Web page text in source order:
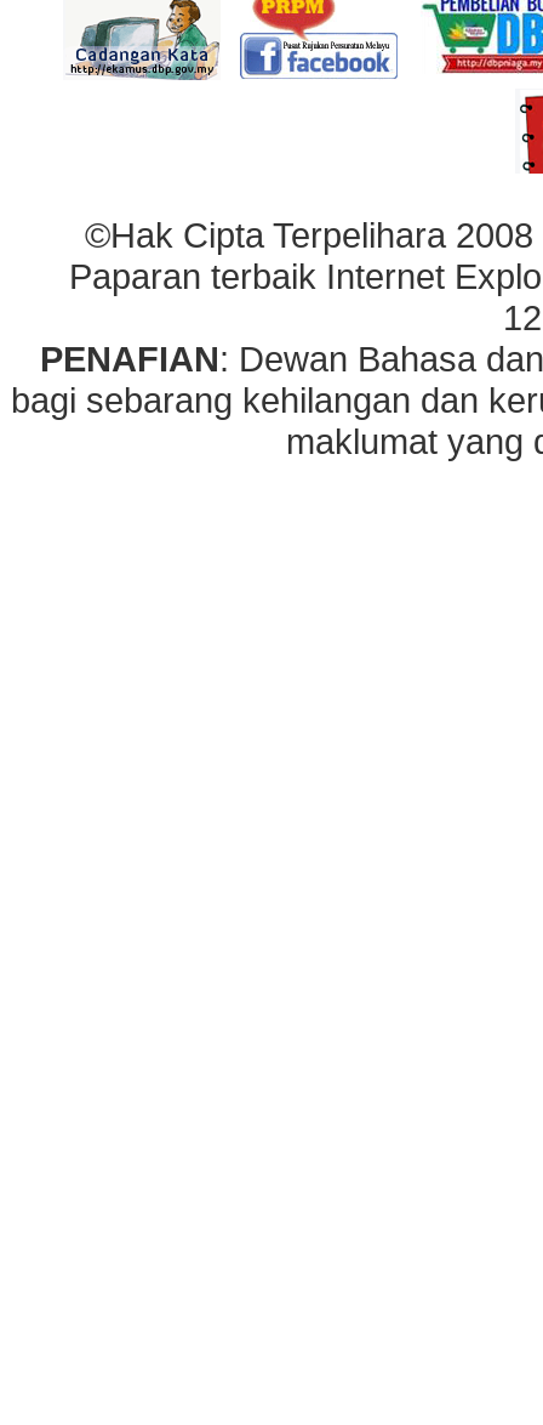
©Hak Cipta Terpelihara
Paparan terbaik Internet
PENAFIAN: Dewan Bahasa
bagi sebarang kehilangan dan
maklumat yang